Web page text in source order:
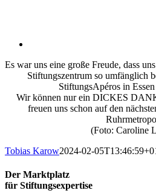
Es war uns eine große Freude, dass
Stiftungszentrum so umfänglich
StiftungsApéros in
Wir können nur ein DICKES
freuen uns schon auf den
(Foto: Caroline
Tobias Karow2024-02-
Der Marktplatz
für Stiftungsexpertise